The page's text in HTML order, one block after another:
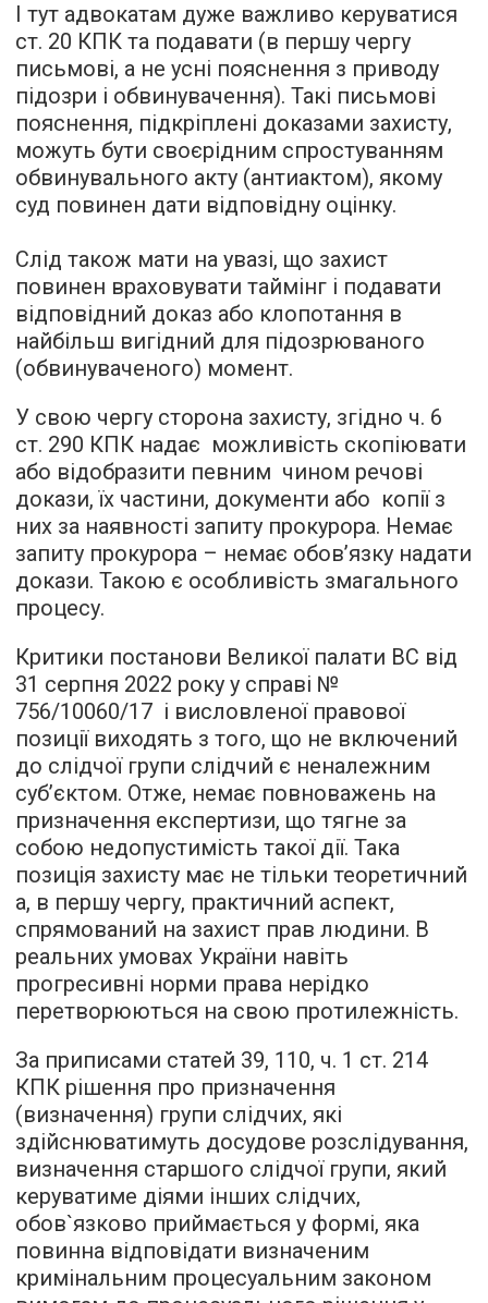
І тут адвокатам дуже важливо керуватися
ст. 20 КПК та подавати (в першу чергу
письмові, а не усні пояснення з приводу
підозри і обвинувачення). Такі письмові
пояснення, підкріплені доказами захисту,
можуть бути своєрідним спростуванням
обвинувального акту (антиактом), якому
суд повинен дати відповідну оцінку.
Слід також мати на увазі, що захист
повинен враховувати таймінг і подавати
відповідний доказ або клопотання в
найбільш вигідний для підозрюваного
(обвинуваченого) момент.
У свою чергу сторона захисту, згідно ч. 6
ст. 290 КПК надає можливість скопіювати
або відобразити певним чином речові
докази, їх частини, документи або копії з
них за наявності запиту прокурора. Немає
запиту прокурора – немає обов’язку надати
докази. Такою є особливість змагального
процесу.
Критики постанови Великої палати ВС від
31 серпня 2022 року у справі №
756/10060/17 і висловленої правової
позиції виходять з того, що не включений
до слідчої групи слідчий є неналежним
суб’єктом. Отже, немає повноважень на
призначення експертизи, що тягне за
собою недопустимість такої дії. Така
позиція захисту має не тільки теоретичний
а, в першу чергу, практичний аспект,
спрямований на захист прав людини. В
реальних умовах України навіть
прогресивні норми права нерідко
перетворюються на свою протилежність.
За приписами статей 39, 110, ч. 1 ст. 214
КПК рішення про призначення
(визначення) групи слідчих, які
здійснюватимуть досудове розслідування,
визначення старшого слідчої групи, який
керуватиме діями інших слідчих,
обов`язково приймається у формі, яка
повинна відповідати визначеним
кримінальним процесуальним законом